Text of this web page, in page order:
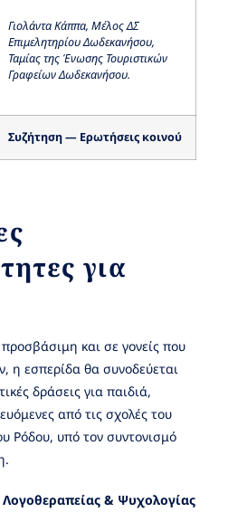
Γιολάντα Κάππα, Μέλος ΔΣ
Επιμελητηρίου Δωδεκανήσου,
Ταμίας της Ένωσης Τουριστικών
Γραφείων Δωδεκανήσου.
Συζήτηση — Ερωτήσεις κοινού
για
και σε γονείς που
η εσπερίδα θα συνοδεύεται
δράσεις για παιδιά,
από τις σχολές του
Ρόδου, υπό τον συντονισμό
& Ψυχολογίας